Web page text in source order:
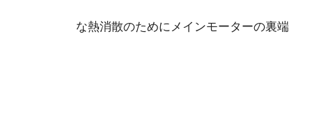
な熱消散のためにメインモーターの裏端